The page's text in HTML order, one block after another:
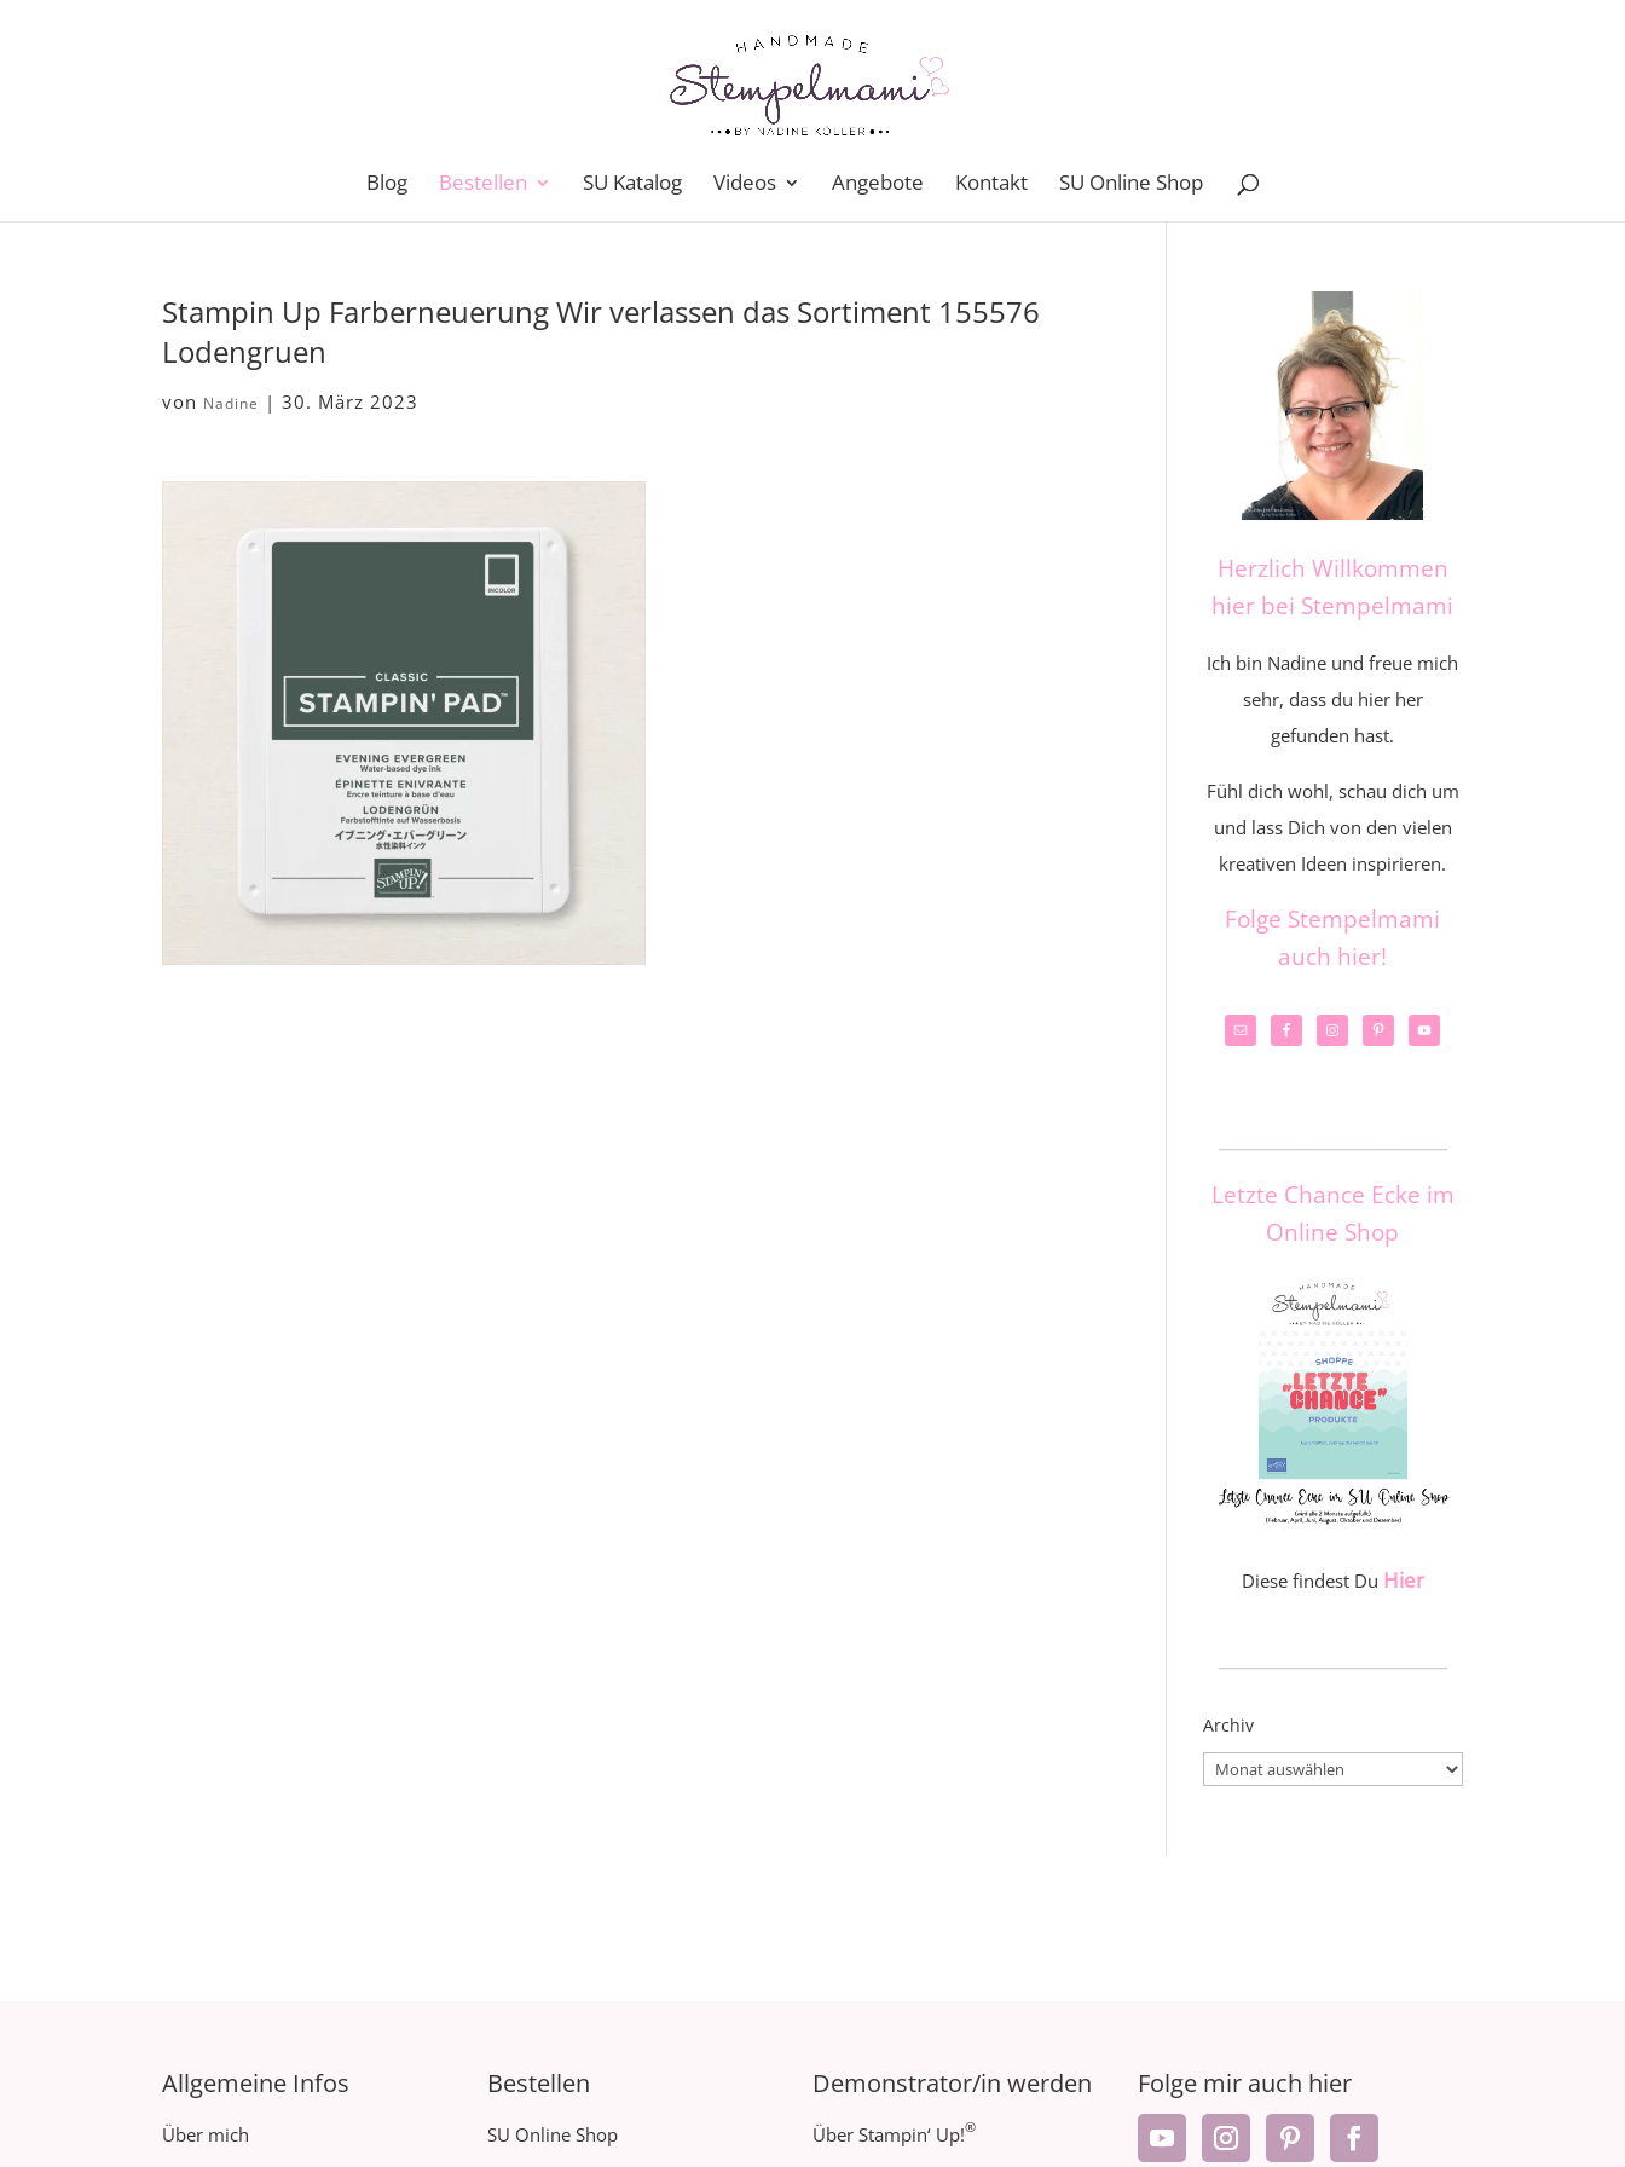
Blog Bestellen SU Katalog Videos Angebote Kontakt SU Online Shop
Stampin Up Farberneuerung Wir verlassen das Sortiment 155576
Lodengruen
von Nadine |30. März 2023
Herzlich Willkommen
hier bei Stempelmami
Ich bin Nadine und freue mich
sehr, dass du hier her
gefunden hast.
Fühl dich wohl, schau dich um
und lass Dich von den vielen
kreativen Ideen inspirieren.
Folge Stempelmami
auch hier!
Letzte Chance Ecke im
Online Shop
Diese findest Du Hier
Archiv
Archiv
Allgemeine Infos
Über mich
Bestellen
SU Online Shop
Demonstrator/in werden
Über Stampin‘ Up!®
Folge mir auch hier